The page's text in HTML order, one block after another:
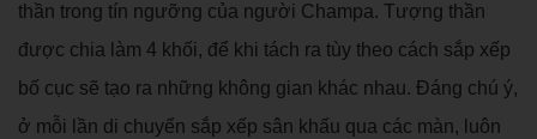
thần trong tín ngưỡng của người Champa. Tượng thần
được chia làm 4 khối, để khi tách ra tùy theo cách sắp xếp
bố cục sẽ tạo ra những không gian khác nhau. Đáng chú ý,
ở mỗi lần di chuyển sắp xếp sân khấu qua các màn, luôn